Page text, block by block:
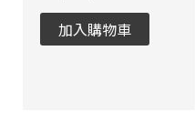
加入購物車
頁